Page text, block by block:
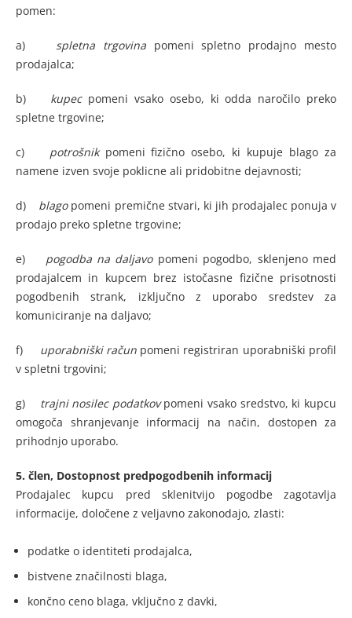
pomen:
a) spletna trgovina pomeni spletno prodajno mesto
prodajalca;
b) kupec pomeni vsako osebo, ki odda naročilo preko
spletne trgovine;
c) potrošnikpomeni fizično osebo, ki kupuje blago za
namene izven svoje poklicne ali pridobitne dejavnosti;
d) blagopomeni premične stvari, ki jih prodajalec ponuja v
prodajo preko spletne trgovine;
e) pogodba na daljavopomeni pogodbo, sklenjeno med
prodajalcem in kupcem brez istočasne fizične prisotnosti
pogodbenih strank, izključno z uporabo sredstev za
komuniciranje na daljavo;
f) uporabniški računpomeni registriran uporabniški profil
v spletni trgovini;
g) trajni nosilec podatkovpomeni vsako sredstvo, ki kupcu
omogoča shranjevanje informacij na način, dostopen za
prihodnjo uporabo.
5. člen, Dostopnost predpogodbenih informacij
Prodajalec kupcu pred sklenitvijo pogodbe zagotavlja
informacije, določene z veljavno zakonodajo, zlasti:
podatke o identiteti prodajalca,
bistvene značilnosti blaga,
končno ceno blaga, vključno z davki,